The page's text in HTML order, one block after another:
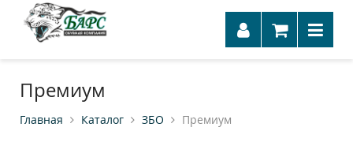
Премиум
Главная Каталог ЗБО Премиум